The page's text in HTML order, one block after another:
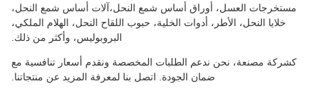
مستخرجات العسل، أوراق أساس شمع النحل،آلات أساس شمع النحل،
خلايا النحل، الأطر، أدوات الخلية، حبوب اللقاح النحل، الهلام الملكي،
البروبوليس، وأكثر من ذلك.
كشركة مصنعة، نحن ندعم الطلبات المخصصة ونقدم أسعار تنافسية مع
ضمان الجودة. اتصل بنا لمعرفة المزيد عن منتجاتنا.